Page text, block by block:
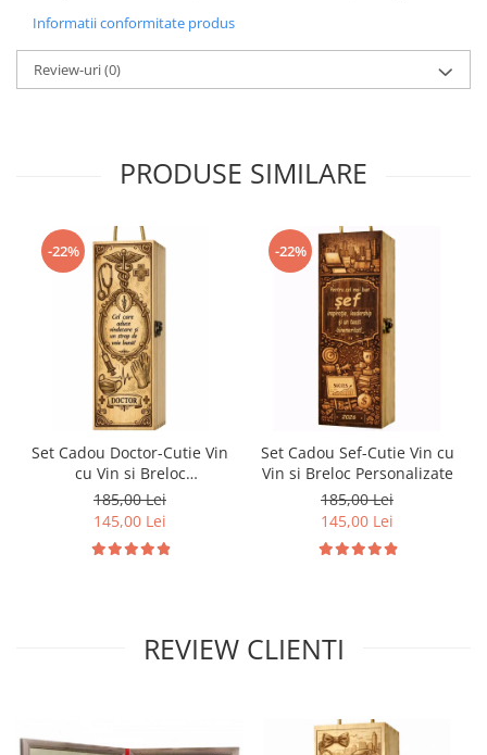
Informatii conformitate produs
Review-uri(0)
PRODUSE SIMILARE
-22%
Set Cadou Doctor-Cutie Vin
cu Vin si Breloc
Personalizate
185,00 Lei
145,00 Lei
-22%
Set Cadou Sef-Cutie Vin cu
Vin si Breloc Personalizate
185,00 Lei
145,00 Lei
REVIEW CLIENTI